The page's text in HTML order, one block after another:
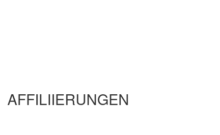
AFFILIIERUNGEN